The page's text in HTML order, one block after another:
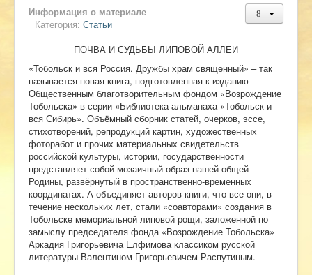
Онлайн библиотека
Видеоматериалы
Контакты
Сайт проекта Достоевский
Ермаковополе.рф
Информация о материале
Категория: Статьи
ПОЧВА И СУДЬБЫ ЛИПОВОЙ АЛЛЕИ
«Тобольск и вся Россия. Дружбы храм священный» – так
называется новая книга, подготовленная к изданию
Общественным благотворительным фондом «Возрождение
Тобольска» в серии «Библиотека альманаха «Тобольск и
вся Сибирь». Объёмный сборник статей, очерков, эссе,
стихотворений, репродукций картин, художественных
фоторабот и прочих материальных свидетельств
российской культуры, истории, государственности
представляет собой мозаичный образ нашей общей
Родины, развёрнутый в пространственно-временных
координатах. А объединяет авторов книги, что все они, в
течение нескольких лет, стали «соавторами» создания в
Тобольске мемориальной липовой рощи, заложенной по
замыслу председателя фонда «Возрождение Тобольска»
Аркадия Григорьевича Елфимова классиком русской
литературы Валентином Григорьевичем Распутиным.